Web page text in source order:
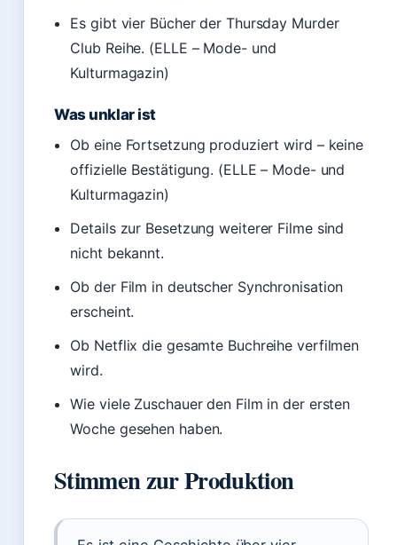
Es gibt vier Bücher der Thursday Murder
Club Reihe. (ELLE – Mode- und
Kulturmagazin)
Was unklar ist
Ob eine Fortsetzung produziert wird – keine
offizielle Bestätigung. (ELLE – Mode- und
Kulturmagazin)
Details zur Besetzung weiterer Filme sind
nicht bekannt.
Ob der Film in deutscher Synchronisation
erscheint.
Ob Netflix die gesamte Buchreihe verfilmen
wird.
Wie viele Zuschauer den Film in der ersten
Woche gesehen haben.
Stimmen zur Produktion